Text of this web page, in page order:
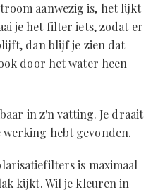
aanwezig is, het lijkt
je het filter iets, zodat er
dan blijf je zien dat
door het water heen
in z'n vatting. Je draait
werking hebt gevonden.
is maximaal
kijkt. Wil je kleuren in